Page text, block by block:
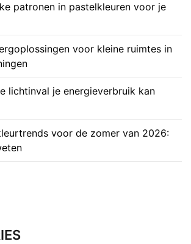
patronen in pastelkleuren voor je
voor kleine ruimtes in
lichtinval je energieverbruik kan
voor de zomer van 2026: